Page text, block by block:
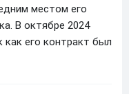
местом его
В октябре 2024
как его контракт был